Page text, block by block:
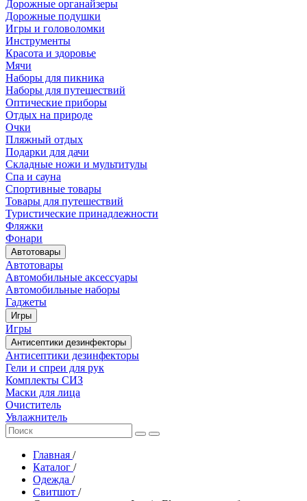
Дорожные органайзеры
Дорожные подушки
Игры и головоломки
Инструменты
Красота и здоровье
Мячи
Наборы для пикника
Наборы для путешествий
Оптические приборы
Отдых на природе
Очки
Пляжный отдых
Подарки для дачи
Складные ножи и мультитулы
Спа и сауна
Спортивные товары
Товары для путешествий
Туристические принадлежности
Фляжки
Фонари
Автотовары
Автотовары
Автомобильные аксессуары
Автомобильные наборы
Гаджеты
Игры
Игры
Антисептики дезинфекторы
Антисептики дезинфекторы
Гели и спреи для рук
Комплекты СИЗ
Маски для лица
Очиститель
Увлажнитель
Главная /
Каталог /
Одежда /
Свитшот /